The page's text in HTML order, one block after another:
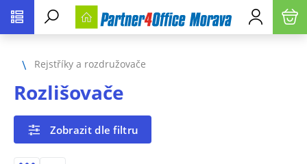
Rejstříky a rozdružovače
Rozlišovače
Zobrazit dle filtru